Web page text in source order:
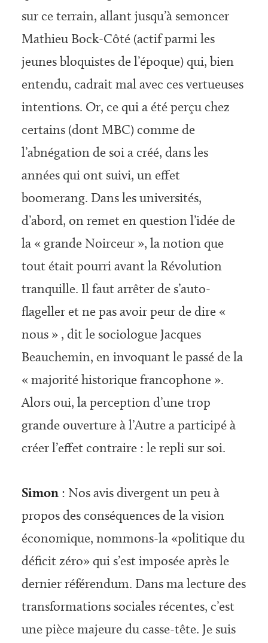
sur ce terrain, allant jusqu’à semoncer
Mathieu Bock-Côté (actif parmi les
jeunes bloquistes de l’époque) qui, bien
entendu, cadrait mal avec ces vertueuses
intentions. Or, ce qui a été perçu chez
certains (dont MBC) comme de
l’abnégation de soi a créé, dans les
années qui ont suivi, un effet
boomerang. Dans les universités,
d’abord, on remet en question l’idée de
la « grande Noirceur », la notion que
tout était pourri avant la Révolution
tranquille. Il faut arrêter de s’auto-
flageller et ne pas avoir peur de dire «
nous » , dit le sociologue Jacques
Beauchemin, en invoquant le passé de la
« majorité historique francophone ».
Alors oui, la perception d’une trop
grande ouverture à l’Autre a participé à
créer l’effet contraire : le repli sur soi.
Simon : Nos avis divergent un peu à
propos des conséquences de la vision
économique, nommons-la «politique du
déficit zéro» qui s’est imposée après le
dernier référendum. Dans ma lecture des
transformations sociales récentes, c’est
une pièce majeure du casse-tête. Je suis